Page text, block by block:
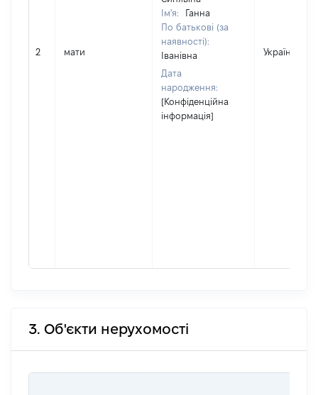
2 мати
Ім'я:
Ганна
По батькові (за
наявності):
Іванівна
Дата
народження:
[Конфіденційна
інформація]
Україна
3. Об'єкти нерухомості